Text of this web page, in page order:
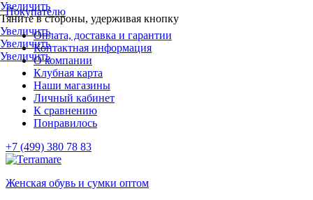
Покупателю
Оплата, доставка и гарантии
Контактная информация
О компании
Клубная карта
Наши магазины
Личный кабинет
К сравнению
Понравилось
+7 (499) 380 78 83
Женская обувь и сумки оптом
Увеличить
Тяните в стороны, удерживая кнопку
Увеличить
Увеличить
Увеличить